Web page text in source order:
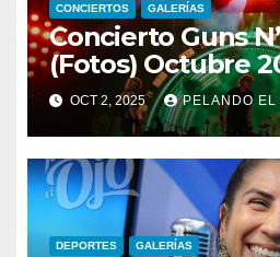
CONCIERTOS GALERÍAS
Concierto Guns
(Fotos) Octubre
OCT 2, 2025 PELANDO EL
DEPORTES GALERÍAS